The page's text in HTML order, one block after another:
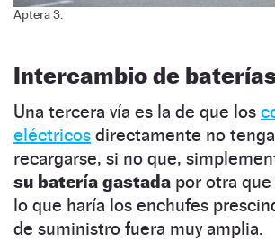
Aptera 3.
Intercambio de
Una tercera vía es la de que los
eléctricos directamente no
recargarse, si no que,
su batería gastada por otra
lo que haría los enchufes
de suministro fuera muy amplia.